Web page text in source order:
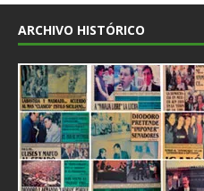
ARCHIVO HISTÓRICO